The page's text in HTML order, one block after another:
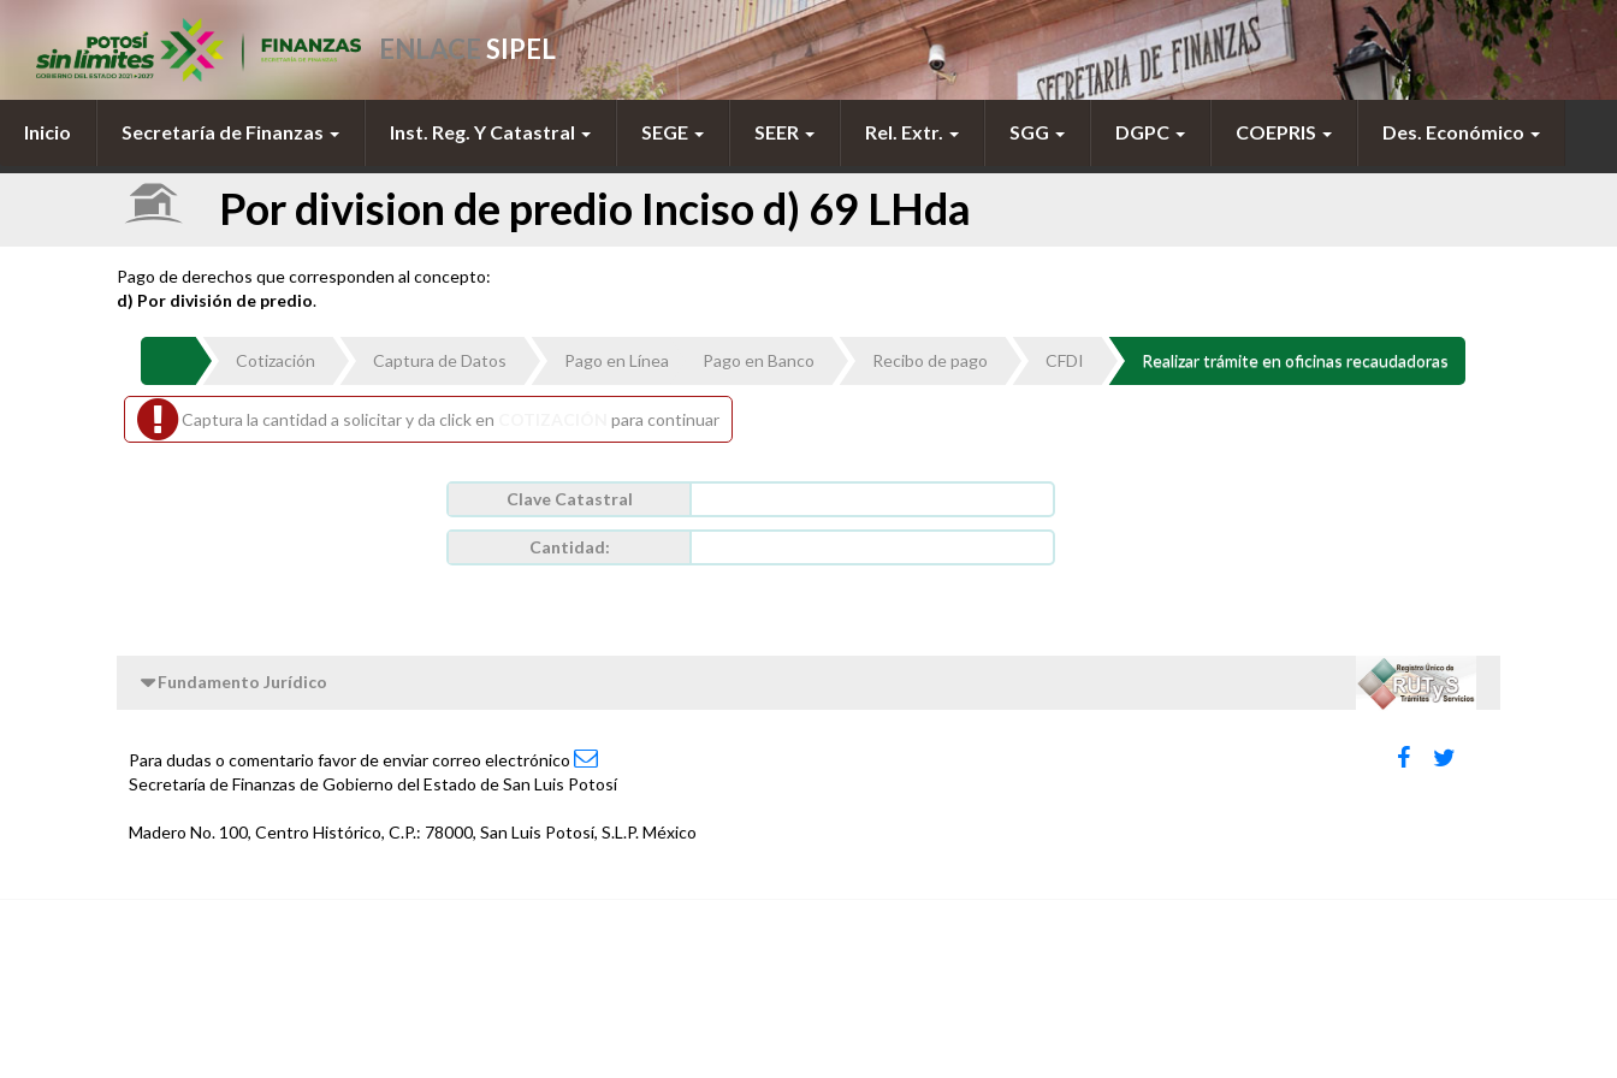
ENLACESIPEL
Inicio Secretaría de Finanzas Inst. Reg. Y Catastral SEGE SEER Rel. Extr. SGG DGPC COEPRIS Des. Económico
Por division de predio Inciso d) 69 LHda
Pago de derechos que corresponden al concepto:
d) Por división de predio.
Cotización Captura de Datos Pago en Línea Pago en Banco Recibo de pago CFDI Realizar trámite en oficinas recaudadoras
Captura la cantidad a solicitar y da click en para continuar
Clave Catastral
Cantidad:
Fundamento Jurídico
Para dudas o comentario favor de enviar correo electrónico
Secretaría de Finanzas de Gobierno del Estado de San Luis Potosí
Madero No. 100, Centro Histórico, C.P.: 78000, San Luis Potosí, S.L.P. México